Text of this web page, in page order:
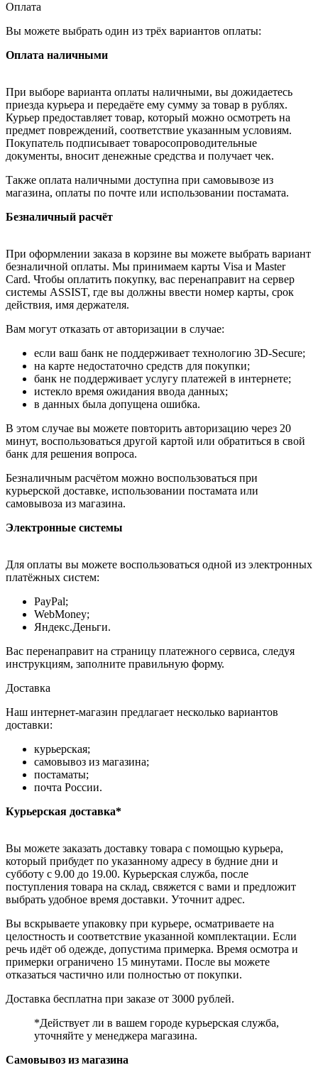
Оплата
Вы можете выбрать один из трёх вариантов оплаты:
Оплата наличными
При выборе варианта оплаты наличными, вы дожидаетесь
приезда курьера и передаёте ему сумму за товар в рублях.
Курьер предоставляет товар, который можно осмотреть на
предмет повреждений, соответствие указанным условиям.
Покупатель подписывает товаросопроводительные
документы, вносит денежные средства и получает чек.
Также оплата наличными доступна при самовывозе из
магазина, оплаты по почте или использовании постамата.
Безналичный расчёт
При оформлении заказа в корзине вы можете выбрать вариант
безналичной оплаты. Мы принимаем карты Visa и Master
Card. Чтобы оплатить покупку, вас перенаправит на сервер
системы ASSIST, где вы должны ввести номер карты, срок
действия, имя держателя.
Вам могут отказать от авторизации в случае:
если ваш банк не поддерживает технологию 3D-Secure;
на карте недостаточно средств для покупки;
банк не поддерживает услугу платежей в интернете;
истекло время ожидания ввода данных;
в данных была допущена ошибка.
В этом случае вы можете повторить авторизацию через 20
минут, воспользоваться другой картой или обратиться в свой
банк для решения вопроса.
Безналичным расчётом можно воспользоваться при
курьерской доставке, использовании постамата или
самовывоза из магазина.
Электронные системы
Для оплаты вы можете воспользоваться одной из электронных
платёжных систем:
PayPal;
WebMoney;
Яндекс.Деньги.
Вас перенаправит на страницу платежного сервиса, следуя
инструкциям, заполните правильную форму.
Доставка
Наш интернет-магазин предлагает несколько вариантов
доставки:
курьерская;
самовывоз из магазина;
постаматы;
почта России.
Курьерская доставка*
Вы можете заказать доставку товара с помощью курьера,
который прибудет по указанному адресу в будние дни и
субботу с 9.00 до 19.00. Курьерская служба, после
поступления товара на склад, свяжется с вами и предложит
выбрать удобное время доставки. Уточнит адрес.
Вы вскрываете упаковку при курьере, осматриваете на
целостность и соответствие указанной комплектации. Если
речь идёт об одежде, допустима примерка. Время осмотра и
примерки ограничено 15 минутами. После вы можете
отказаться частично или полностью от покупки.
Доставка бесплатна при заказе от 3000 рублей.
*Действует ли в вашем городе курьерская служба,
уточняйте у менеджера магазина.
Самовывоз из магазина